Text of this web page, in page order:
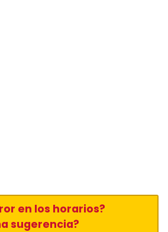
en los horarios?
sugerencia?